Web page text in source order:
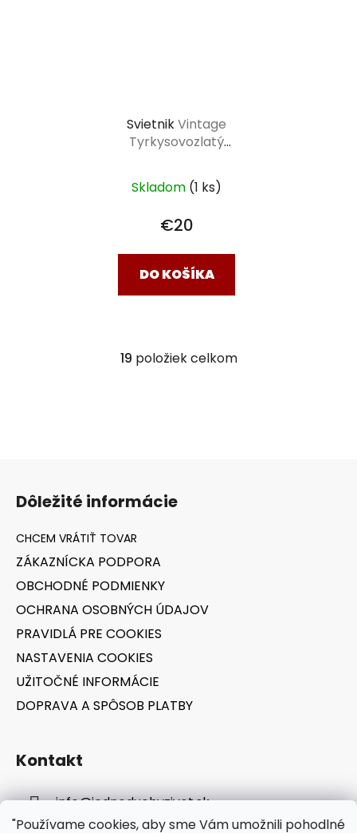
"Používame cookies, aby sme Vám umožnili pohodlné
SvietnikVintage
Tyrkysovozlatý
Skladom (1 ks)
€20
DO KOŠÍKA
O
e
v
u
19 položiek celkom
Dôležité informácie
ZÁKAZNÍCKA PODPORA
OBCHODNÉ PODMIENKY
OCHRANA OSOBNÝCH ÚDAJOV
PRAVIDLÁ PRE COOKIES
NASTAVENIA COOKIES
UŽITOČNÉ INFORMÁCIE
DOPRAVA A SPÔSOB PLATBY
Kontakt
info@jednoduchyzivot.sk